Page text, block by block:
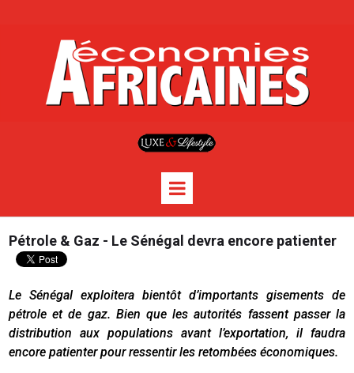
Pétrole & Gaz - Le Sénégal devra encore patienter
Le Sénégal exploitera bientôt d’importants gisements de
pétrole et de gaz. Bien que les autorités fassent passer la
distribution aux populations avant l’exportation, il faudra
encore patienter pour ressentir les retombées économiques.